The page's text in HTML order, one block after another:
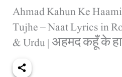
Ahmad Kahun Ke
Tujhe – Naat Lyrics in
& Urdu | अहमद कहूँ के